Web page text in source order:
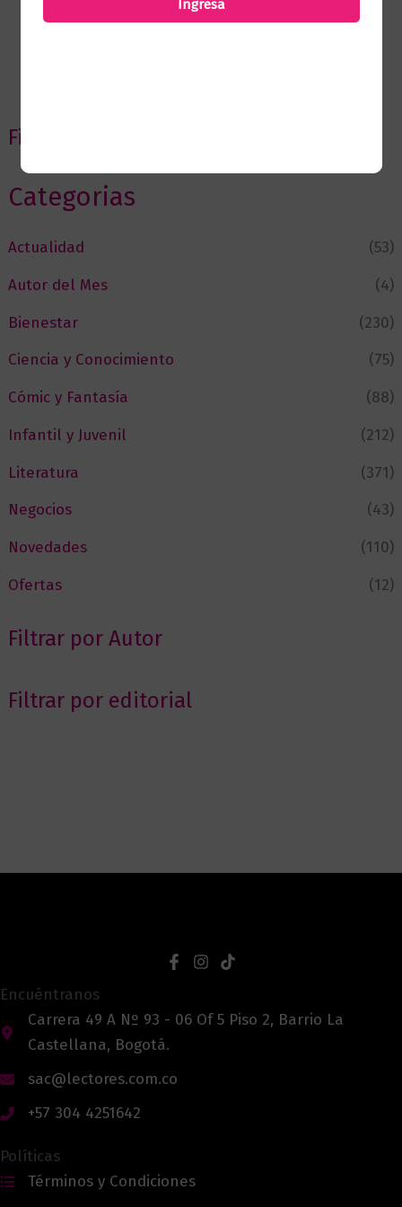
Filtrar por precio
Categorias
Actualidad
(53)
Autor del Mes
(4)
Bienestar
(230)
Ciencia y Conocimiento
(75)
Cómic y Fantasía
(88)
Infantil y Juvenil
(212)
Literatura
(371)
Negocios
(43)
Novedades
(110)
Ofertas
(12)
Filtrar por Autor
Filtrar por editorial
Encuéntranos
Carrera 49 A Nº 93 - 06 Of 5 Piso 2, Barrio La
Castellana, Bogotá.
sac@lectores.com.co
+57 304 4251642
Políticas
Términos y Condiciones
Ingresa